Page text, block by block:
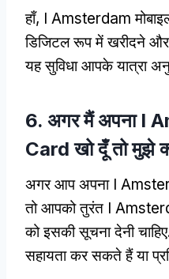
हाँ, I Amsterdam
डिजिटल रूप में खरीदने
यह सुविधा आपके यात्रा
6. अगर मैं अपना I
Card खो दूँ तो मुझे
अगर आप अपना I
तो आपको तुरंत I
को इसकी सूचना देनी
सहायता कर सकते हैं या